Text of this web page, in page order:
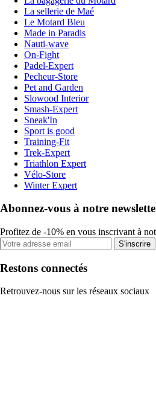
La sellerie de Maé
Le Motard Bleu
Made in Paradis
Nauti-wave
On-Fight
Padel-Expert
Pecheur-Store
Pet and Garden
Slowood Interior
Smash-Expert
Sneak'In
Sport is good
Training-Fit
Trek-Expert
Triathlon Expert
Vélo-Store
Winter Expert
Abonnez-vous à notre
Profitez de -10% en vous inscrivant à
S'inscrire
Restons connectés
Retrouvez-nous sur les réseaux sociaux